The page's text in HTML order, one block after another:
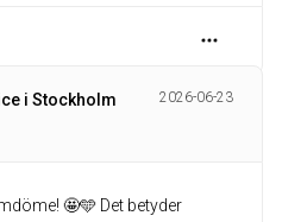
i Stockholm
2026-06-23
🤩🩵 Det betyder